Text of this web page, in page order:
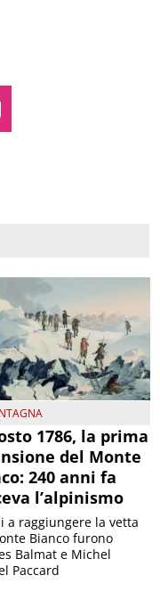
1786, la prima
del Monte
240 anni fa
l’alpinismo
a raggiungere la vetta
Bianco furono
Balmat e Michel
Paccard